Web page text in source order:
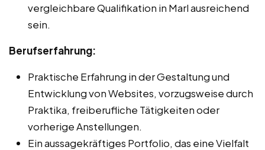
vergleichbare Qualifikation in Marl ausreichend
sein.
Berufserfahrung:
Praktische Erfahrung in der Gestaltung und
Entwicklung von Websites, vorzugsweise durch
Praktika, freiberufliche Tätigkeiten oder
vorherige Anstellungen.
Ein aussagekräftiges Portfolio, das eine Vielfalt